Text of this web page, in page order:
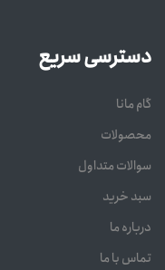
دسترسی سریع
گام مانا
محصولات
سوالات متداول
سبد خرید
درباره ما
تماس با ما